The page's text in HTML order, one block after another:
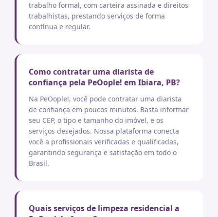
trabalho formal, com carteira assinada e direitos
trabalhistas, prestando serviços de forma
contínua e regular.
Como contratar uma diarista de
confiança pela PeOople! em Ibiara, PB?
Na PeOople!, você pode contratar uma diarista
de confiança em poucos minutos. Basta informar
seu CEP, o tipo e tamanho do imóvel, e os
serviços desejados. Nossa plataforma conecta
você a profissionais verificadas e qualificadas,
garantindo segurança e satisfação em todo o
Brasil.
Quais serviços de limpeza residencial a